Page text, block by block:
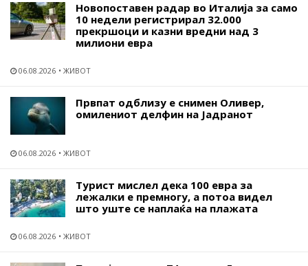
Новопоставен радар во Италија за само
10 недели регистрирал 32.000
прекршоци и казни вредни над 3
милиони евра
06.08.2026 ЖИВОТ
Првпат одблизу е снимен Оливер,
омилениот делфин на Јадранот
06.08.2026 ЖИВОТ
Турист мислел дека 100 евра за
лежалки е премногу, а потоа видел
што уште се наплаќа на плажата
06.08.2026 ЖИВОТ